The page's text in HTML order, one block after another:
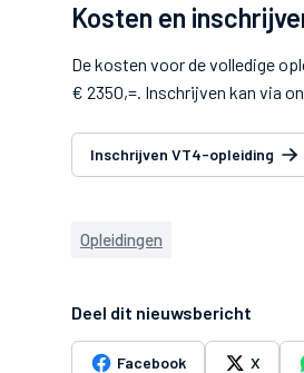
Kosten en
De kosten voor de volledige
€ 2350,=. Inschrijven kan via
Inschrijven VT4-opleiding
Opleidingen
Deel dit nieuwsbericht
Facebook X